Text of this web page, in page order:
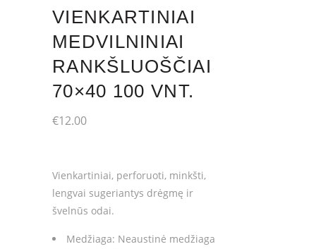
VIENKARTINIAI
MEDVILNINIAI
RANKŠLUOŠČIAI
70×40 100 VNT.
€12.00
Vienkartiniai, perforuoti, minkšti,
lengvai sugeriantys drėgmę ir
švelnūs odai.
Medžiaga: Neaustinė medžiaga